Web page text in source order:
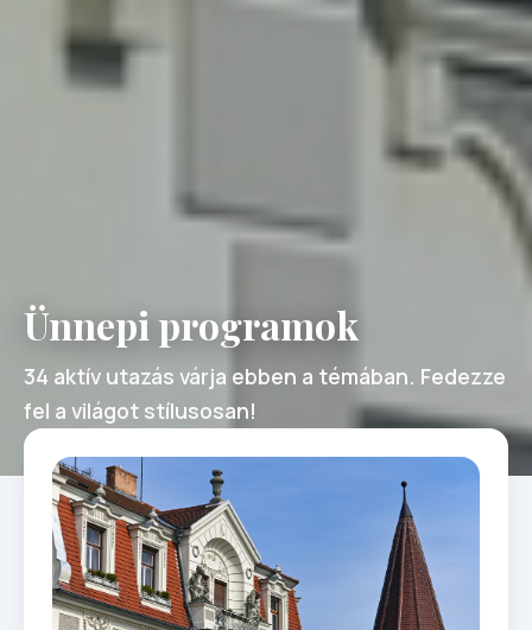
Ünnepi programok
34 aktív utazás várja ebben a témában. Fedezze
fel a világot stílusosan!